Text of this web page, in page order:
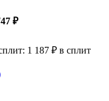
₽
1 187 ₽ в сплит